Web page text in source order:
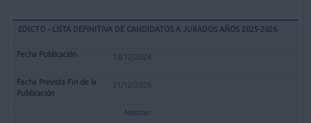
EDICTO - LISTA DEFINITIVA DE CANDIDATOS A JURADOS AÑOS 2025-2026
18/12/2024
31/12/2026
Mostrar